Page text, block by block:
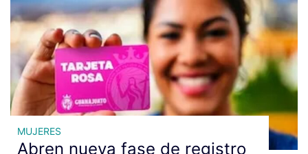
MUJERES
Abren nueva fase de registro